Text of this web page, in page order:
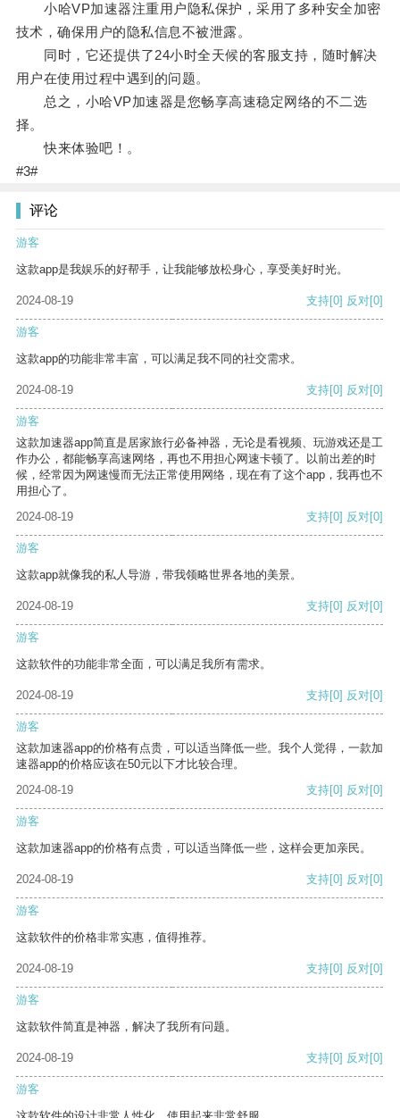
小哈VP加速器注重用户隐私保护，采用了多种安全加密
技术，确保用户的隐私信息不被泄露。
同时，它还提供了24小时全天候的客服支持，随时解决
用户在使用过程中遇到的问题。
总之，小哈VP加速器是您畅享高速稳定网络的不二选
择。
快来体验吧！。
#3#
评论
游客
这款app是我娱乐的好帮手，让我能够放松身心，享受美好时光。
2024-08-19 支持[0] 反对[0]
游客
这款app的功能非常丰富，可以满足我不同的社交需求。
2024-08-19 支持[0] 反对[0]
游客
这款加速器app简直是居家旅行必备神器，无论是看视频、玩游戏还是工
作办公，都能畅享高速网络，再也不用担心网速卡顿了。以前出差的时
候，经常因为网速慢而无法正常使用网络，现在有了这个app，我再也不
用担心了。
2024-08-19
支持[0] 反对[0]
游客
这款app就像我的私人导游，带我领略世界各地的美景。
2024-08-19 支持[0] 反对[0]
游客
这款软件的功能非常全面，可以满足我所有需求。
2024-08-19 支持[0] 反对[0]
游客
这款加速器app的价格有点贵，可以适当降低一些。我个人觉得，一款加
速器app的价格应该在50元以下才比较合理。
2024-08-19
支持[0] 反对[0]
游客
这款加速器app的价格有点贵，可以适当降低一些，这样会更加亲民。
2024-08-19 支持[0] 反对[0]
游客
这款软件的价格非常实惠，值得推荐。
2024-08-19 支持[0] 反对[0]
游客
这款软件简直是神器，解决了我所有问题。
2024-08-19 支持[0] 反对[0]
游客